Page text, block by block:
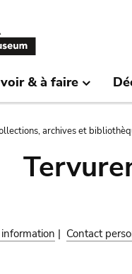
& à faire
archives et
| Contact